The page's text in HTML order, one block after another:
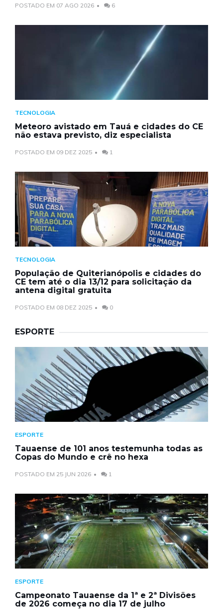
POSTADO EM 07 AGO 2026 6
TECNOLOGIA
Meteoro avistado em Tauá e cidades do CE
não estava previsto, diz especialista
POSTADO EM 09 DEZ 2025 1
TECNOLOGIA
População de Quiterianópolis e cidades do
CE tem até o dia 13/12 para solicitação da
antena digital gratuita
POSTADO EM 08 DEZ 2025 0
ESPORTE
ESPORTE
Tauaense de 101 anos testemunha todas as
Copas do Mundo e crê no hexa
POSTADO EM 25 JUN 2026 1
ESPORTE
Campeonato Tauaense da 1ª e 2ª Divisões
de 2026 começa no dia 17 de julho